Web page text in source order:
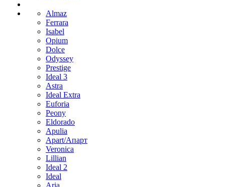
Almaz
Ferrara
Isabel
Opium
Dolce
Odyssey
Prestige
Ideal 3
Astra
Ideal Extra
Euforia
Peony
Eldorado
Apulia
Apart/Апарт
Veronica
Lillian
Ideal 2
Ideal
Aria